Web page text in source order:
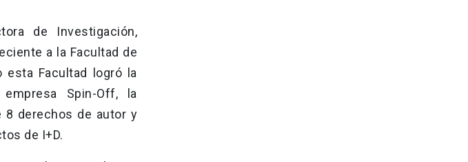
de Investigación,
a la Facultad de
esta Facultad logró la
Spin-Off, la
8 derechos de autor y
de I+D.